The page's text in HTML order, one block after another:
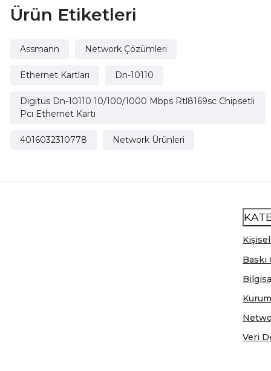
Ürün Etiketleri
Assmann Network Çözümleri
Ethernet Kartları Dn-10110
Digitus Dn-10110 10/100/1000 Mbps Rtl8169sc Chipsetli
Pcı Ethernet Kartı
4016032310778 Network Ürünleri
Veri